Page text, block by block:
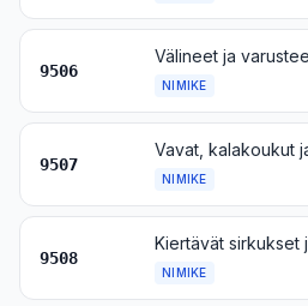
9506
NIMIKE
9507
NIMIKE
9508
NIMIKE